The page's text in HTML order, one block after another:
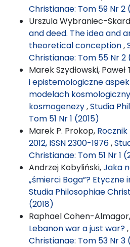
Christianae: Tom 59 Nr 2
Urszula Wybraniec-
and deed. The idea and
theoretical conception,
Christianae: Tom 55 Nr 2
Marek Szydłowski,
i epistemologiczne
modelach
kosmogenezy,Studia
Tom 51 Nr 1 (2015)
Marek P. Prokop,
2012, ISSN 2300-1976,
Christianae: Tom 51 Nr 1
Andrzej Kobyliński,Jaka
„śmierci Boga”? Etyczne
Studia Philosophiae
(2018)
Raphael Cohen-Almagor,
Lebanon war a just war?,
Christianae: Tom 53 Nr 3